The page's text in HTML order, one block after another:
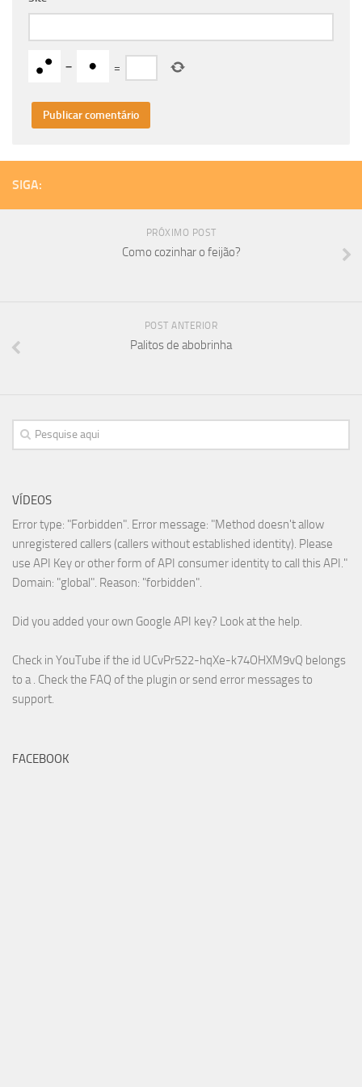
− =
SIGA:
PRÓXIMO POST
Como cozinhar o feijão?
POST ANTERIOR
Palitos de abobrinha
VÍDEOS
Error type: "Forbidden". Error message: "Method doesn't allow
unregistered callers (callers without established identity). Please
use API Key or other form of API consumer identity to call this API."
Domain: "global". Reason: "forbidden".
Did you added your own Google API key? Look at the help.
Check in YouTube if the id UCvPr522-hqXe-k74OHXM9vQ belongs
to a . Check the FAQ of the plugin or send error messages to
support.
FACEBOOK